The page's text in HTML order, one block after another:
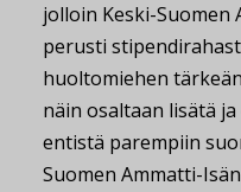
jolloin Keski-
perusti
huoltomiehen
näin osaltaan lisätä
entistä parempiin
Suomen Ammatti-